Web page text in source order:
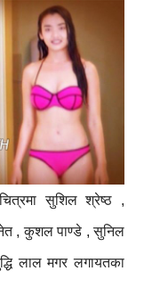
सुशिल श्रेष्ठ ,
, कुशल पाण्डे , सुनिल
लाल मगर लगायतका